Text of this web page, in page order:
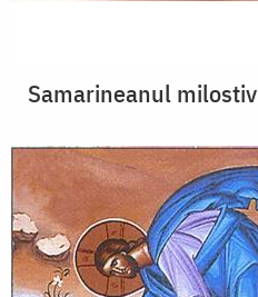
Samarineanul milostiv